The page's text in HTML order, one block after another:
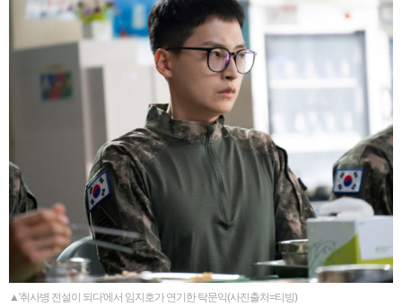
▲'취사병 전설이 되다'에서 임지호가 연기한 탁문익(사진출처=티빙)